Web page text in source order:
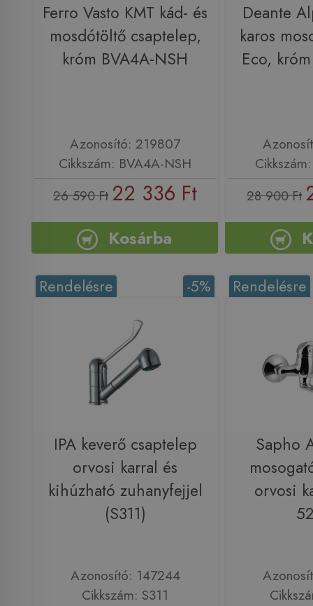
Ferro Vasto KMT kád- és
mosdótöltő csaptelep,
króm BVA4A-NSH
Azonosító: 219807
Cikkszám: BVA4A-NSH
26 590 Ft 22 336 Ft
Kosárba
Deante
karos
Eco,
28 900 Ft
-5%
Rendelésre
IPA keverő csaptelep
orvosi karral és
kihúzható zuhanyfejjel
(S311)
Azonosító: 147244
Cikkszám: S311
Rendelésre
Sapho
orvosi